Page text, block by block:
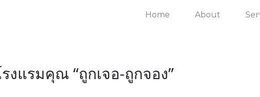
Home About
แรมคุณ “ถูกเจอ-ถูกจอง”